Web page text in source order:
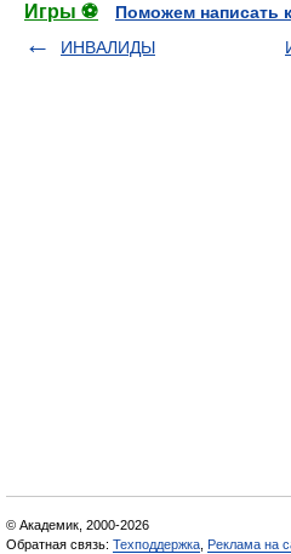
Игры ⚽
Поможем написать
ИНВАЛИДЫ
© Академик, 2000-2026
Обратная связь: Техподдержка Реклама на